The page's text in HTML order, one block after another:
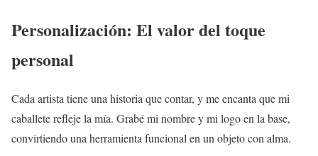
Personalización: El valor del toque
personal
Cada artista tiene una historia que contar, y me encanta que mi
caballete refleje la mía. Grabé mi nombre y mi logo en la base,
convirtiendo una herramienta funcional en un objeto con alma.